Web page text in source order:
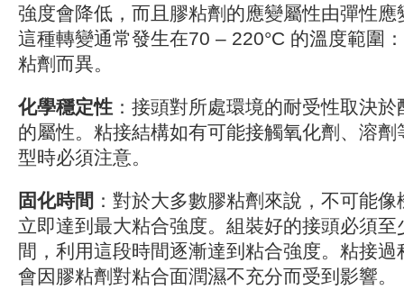
強度會降低，而且膠粘劑的應變屬性由彈性
這種轉變通常發生在70 – 220°C 的溫度範圍
粘劑而異。
化學穩定性 ：接頭對所處環境的耐受性取決
的屬性。粘接結構如有可能接觸氧化劑、溶
型時必須注意。
固化時間 ：對於大多數膠粘劑來說，不可能
立即達到最大粘合強度。組裝好的接頭必須
間，利用這段時間逐漸達到粘合強度。粘接
會因膠粘劑對粘合面潤濕不充分而受到影響。